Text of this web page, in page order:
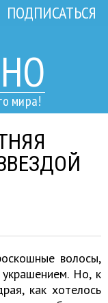
мира!
ПОДПИСАТЬСЯ
волосы,
Но, к
как хотелось